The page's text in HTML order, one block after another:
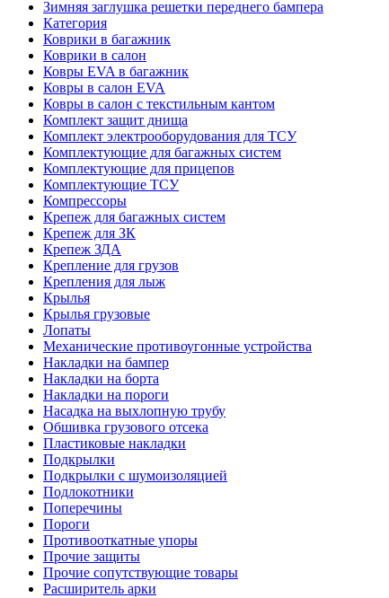
Зимняя заглушка решетки переднего бампера
Категория
Коврики в багажник
Коврики в салон
Ковры EVA в багажник
Ковры в салон EVA
Ковры в салон с текстильным кантом
Комплект защит днища
Комплект электрооборудования для ТСУ
Комплектующие для багажных систем
Комплектующие для прицепов
Комплектующие ТСУ
Компрессоры
Крепеж для багажных систем
Крепеж для ЗК
Крепеж ЗДА
Крепление для грузов
Крепления для лыж
Крылья
Крылья грузовые
Лопаты
Механические противоугонные устройства
Накладки на бампер
Накладки на борта
Накладки на пороги
Насадка на выхлопную трубу
Обшивка грузового отсека
Пластиковые накладки
Подкрылки
Подкрылки с шумоизоляцией
Подлокотники
Поперечины
Пороги
Противооткатные упоры
Прочие защиты
Прочие сопутствующие товары
Расширитель арки